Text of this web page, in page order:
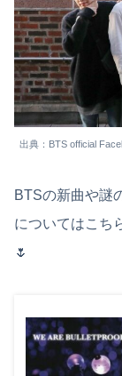
出典：BTS official
BTSの新曲や謎
についてはこち
🌷